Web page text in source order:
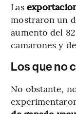
Las
mostraron un
aumento del
camarones y
Los que no
No obstante,